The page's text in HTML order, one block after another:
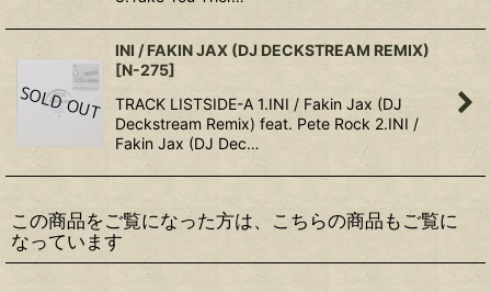
INI / FAKIN JAX (DJ DECKSTREAM REMIX)
[N-275]
TRACK LISTSIDE-A 1.INI / Fakin Jax (DJ
Deckstream Remix) feat. Pete Rock 2.INI /
Fakin Jax (DJ Dec…
この商品をご覧になった方は、こちらの商品もご覧に
なっています